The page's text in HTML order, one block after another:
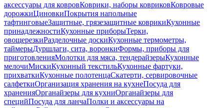
аксессуары для ковровКоврики, наборы ковриковКовровые
дорожкиЦиновкиПокрытия напольные
тафтинговыеЗащитные, грязезащитные коврикиКухонные
принадлежностиКухонные приборыТерки,
овощерезкиРазделочные доскиКухонные термометры,
таймерыДуршлаги, сита, воронкиФормы, приборы для
приготовленияМолотки для мяса, тендерайзерыКухонные
мелочиМискиКухонный текстильКухонные фартуки,
прихваткиКухонные полотенцаСкатерти, сервировочные
салфеткиОрганизация хранения на кухнеПосуда для
храненияОрганайзеры для кухниОрганайзеры для
специйПосуда для ланчаПолки и аксессуары на